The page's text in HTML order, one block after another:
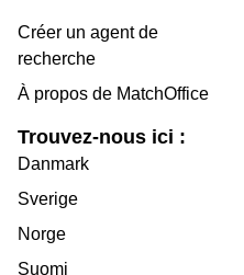
Créer un agent de
recherche
À propos de MatchOffice
Trouvez-nous ici :
Danmark
Sverige
Norge
Suomi